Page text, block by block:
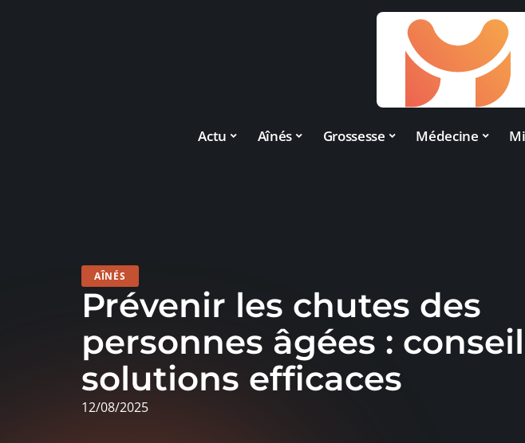
Actu Aînés Grossesse Médecine
AÎNÉS
Prévenir les chutes des
personnes âgées :
solutions efficaces
12/08/2025